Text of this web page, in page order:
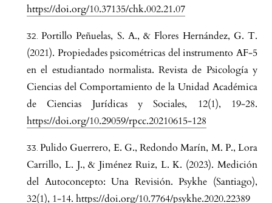
https://doi.org/10.37135/chk.002.21.07
Portillo Peñuelas, S. A., & Flores Hernández, G. T.
(2021). Propiedades psicométricas del instrumento AF-5
en el estudiantado normalista. Revista de Psicología y
Ciencias del Comportamiento de la Unidad Académica
de Ciencias Jurídicas y Sociales, 12(1), 19-28.
https://doi.org/10.29059/rpcc.20210615-128
Pulido Guerrero, E. G., Redondo Marín, M. P., Lora
Carrillo, L. J., & Jiménez Ruiz, L. K. (2023). Medición
del Autoconcepto: Una Revisión. Psykhe (Santiago),
32(1), 1-14. https://doi.org/10.7764/psykhe.2020.22389